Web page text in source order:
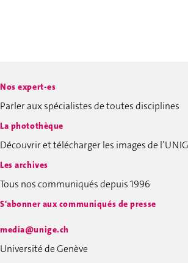
Nos expert-es
Parler aux spécialistes de toutes disciplines
La photothèque
Découvrir et télécharger les images de
Les archives
Tous nos communiqués depuis 1996
S'abonner aux communiqués de presse
media@unige.ch
Université de Genève